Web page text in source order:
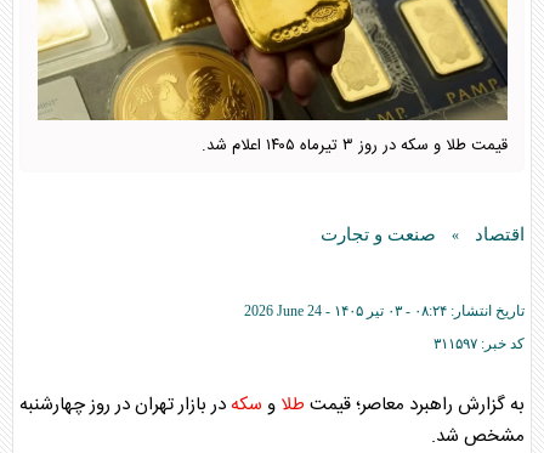
قیمت طلا و سکه در روز ۳ تیرماه ۱۴۰۵ اعلام شد.
اقتصاد » صنعت و تجارت
تاریخ انتشار: ۰۸:۲۴ - ۰۳ تير ۱۴۰۵ -
2026 June 24
کد خبر: ۳۱۱۵۹۷
به گزارش راهبرد معاصر؛ قیمت طلا و سکهدر بازار تهران در روز چهارشنبه
مشخص شد.